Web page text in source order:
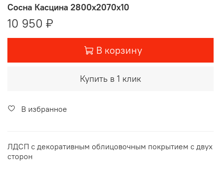
Сосна Касцина 2800х2070х10
10 950 ₽
В корзину
Купить в 1 клик
В избранное
ЛДСП с декоративным облицовочным покрытием с двух
сторон